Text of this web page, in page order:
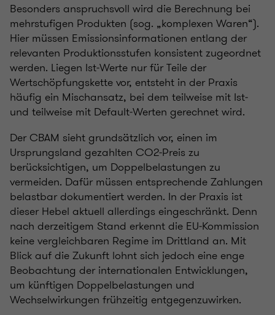
Besonders anspruchsvoll wird die Berechnung bei
mehrstufigen Produkten (sog. „komplexen Waren“).
Hier müssen Emissionsinformationen entlang der
relevanten Produktionsstufen konsistent zugeordnet
werden. Liegen Ist‑Werte nur für Teile der
Wertschöpfungskette vor, entsteht in der Praxis
häufig ein Mischansatz, bei dem teilweise mit Ist‑
und teilweise mit Default‑Werten gerechnet wird.
Der CBAM sieht grundsätzlich vor, einen im
Ursprungsland gezahlten CO2‑Preis zu
berücksichtigen, um Doppelbelastungen zu
vermeiden. Dafür müssen entsprechende Zahlungen
belastbar dokumentiert werden. In der Praxis ist
dieser Hebel aktuell allerdings eingeschränkt. Denn
nach derzeitigem Stand erkennt die EU‑Kommission
keine vergleichbaren Regime im Drittland an. Mit
Blick auf die Zukunft lohnt sich jedoch eine enge
Beobachtung der internationalen Entwicklungen,
um künftigen Doppelbelastungen und
Wechselwirkungen frühzeitig entgegenzuwirken.